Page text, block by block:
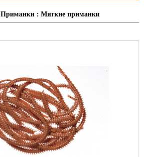
Приманки : Мягкие приманки